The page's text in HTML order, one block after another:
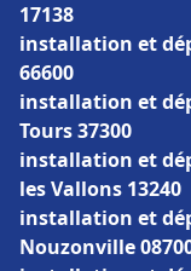
17138
installation et
66600
installation et
Tours 37300
installation et
les Vallons 13240
installation et
Nouzonville